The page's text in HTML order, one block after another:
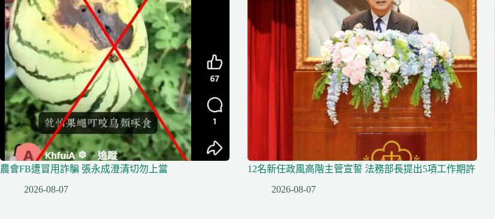
農會FB遭冒用詐騙 張永成澄清切勿上當
2026-08-07
12名新任政風高階主管宣誓 法務部長提出5項工作期許
2026-08-07